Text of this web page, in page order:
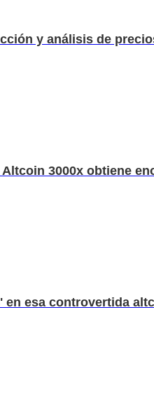
y análisis de
3000x obtiene
en esa controvertida